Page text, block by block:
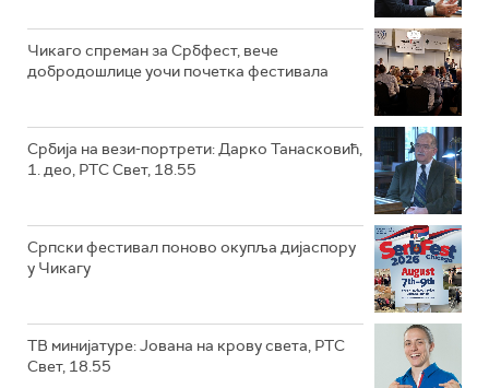
Чикаго спреман за Србфест, вече
добродошлице уочи почетка фестивала
Србија на вези-портрети: Дарко Танасковић,
1. део, РТС Свет, 18.55
Српски фестивал поново окупља дијаспору
у Чикагу
ТВ минијатуре: Јована на крову света, РТС
Свет, 18.55